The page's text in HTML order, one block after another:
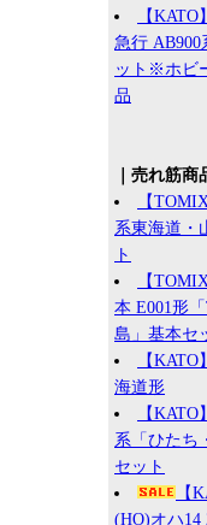
【
急行 AB900
ット※ホビ
品
｜売れ筋商
【
系東海道・
ト
【
本 E001形
島」基本セ
【
海道形
【
系「ひたち
セット
【
(HO)オハ14